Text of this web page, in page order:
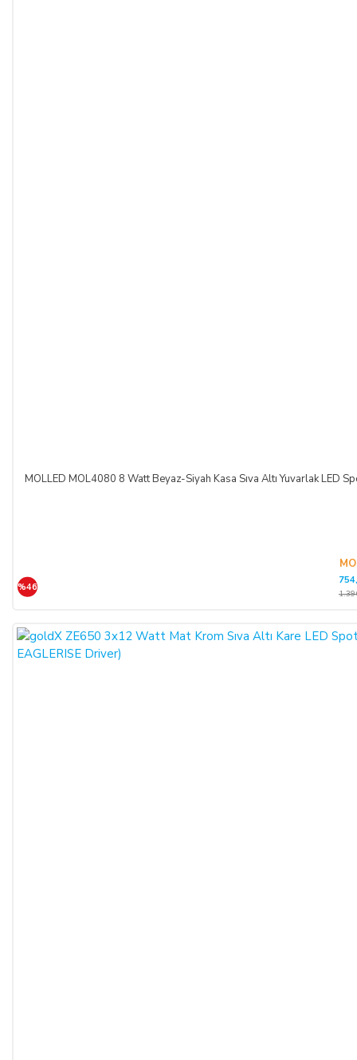
MOLLED MOL4080 8 Watt Beyaz-Siyah Kasa Sıva Altı Yuvarlak LED
%46